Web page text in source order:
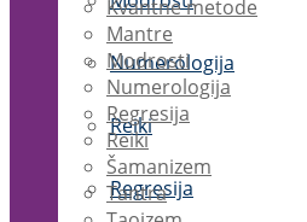
Numerologija
Reiki
Regresija
Kvantne metode
Mantre
Modrosti
Numerologija
Regresija
Reiki
Šamanizem
Tantra